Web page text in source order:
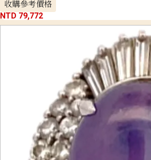
收購參考價格
NTD 79,772